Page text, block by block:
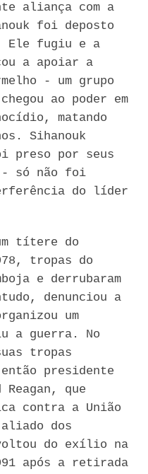
aliança com a
foi deposto
Ele fugiu e a
a apoiar a
- um grupo
ao poder em
matando
Sihanouk
preso por seus
- só não foi
do líder
títere do
tropas do
e derrubaram
denunciou a
um
a guerra. No
tropas
presidente
que
contra a União
dos
do exílio na
após a retirada